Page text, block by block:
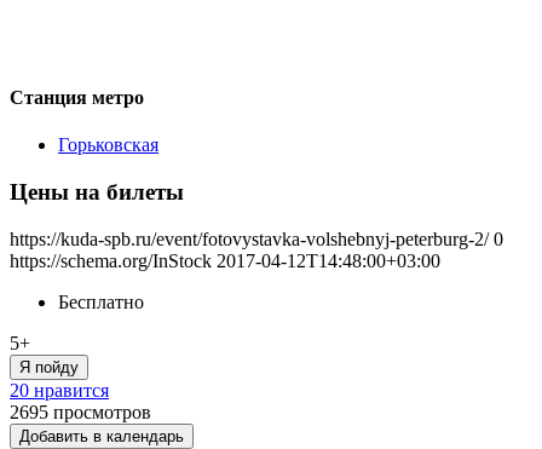
Станция метро
Горьковская
Цены на билеты
https://kuda-spb.ru/event/fotovystavka-volshebnyj-peterburg-2/ 0
https://schema.org/InStock 2017-04-12T14:48:00+03:00
Бесплатно
5+
Я пойду
20 нравится
2695 просмотров
Добавить в календарь